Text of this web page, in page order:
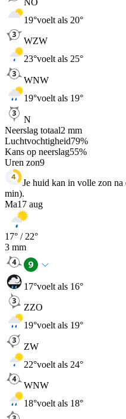
19°voelt als 20°
WZW
23°voelt als 25°
WNW
19°voelt als 19°
N
Neerslag totaal2 mm
Luchtvochtigheid79%
Kans op neerslag55%
Uren zon9
Je huid kan in volle zon
min).
Ma17 aug
17° / 22°
3 mm
17°voelt als 16°
ZZO
19°voelt als 19°
ZW
22°voelt als 24°
WNW
18°voelt als 18°